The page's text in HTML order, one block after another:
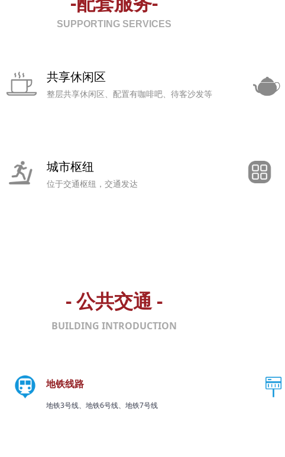
- 公共交通 -
BUILDING INTRODUCTION
地铁线路
地铁3号线、地铁6号线、地铁7号线
共享休闲区
整层共享休闲区、配置有咖啡吧、待客沙发等
城市枢纽
位于交通枢纽，交通发达
SUPPORTING SERVICES